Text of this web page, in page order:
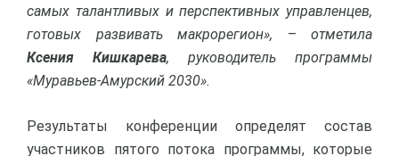
самых талантливых и перспективных управленцев,
готовых развивать макрорегион», – отметила
Ксения Кишкарева, руководитель программы
«Муравьев-Амурский 2030».
Результаты конференции определят состав
участников пятого потока программы, которые